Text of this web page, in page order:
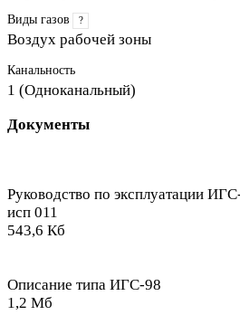
Виды газов ?
Воздух рабочей зоны
Канальность
1 (Одноканальный)
Документы
Руководство по эксплуатации
исп 011
543,6 Кб
Описание типа ИГС-98
1,2 Мб